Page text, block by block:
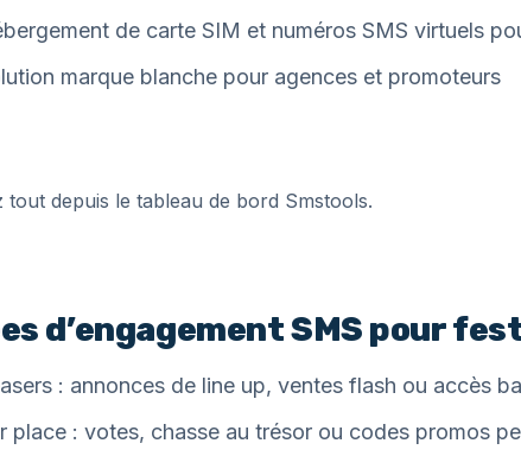
de carte SIM et numéros SMS virtuels
marque blanche pour agences et promoteurs
tout depuis le tableau de bord Smstools.
d’engagement SMS pour
: annonces de line up, ventes flash ou accès
place : votes, chasse au trésor ou codes promos